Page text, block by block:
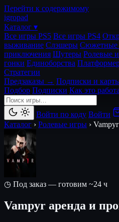
Перейти к содержимому
igropad
Каталог ▾
Все игры PS5 Все игры PS4
выживание Слэшеры Сюжетные
приключения Шутеры Ролевые
гонки Единоборства
Стратегии
Предзаказы → Подписки и
Подбор Подписки Как это
Войти по коду Войти
Каталог › Ролевые игры › Vampyr
◷ Под заказ — готовим ~24 ч
Vampyr аренда и